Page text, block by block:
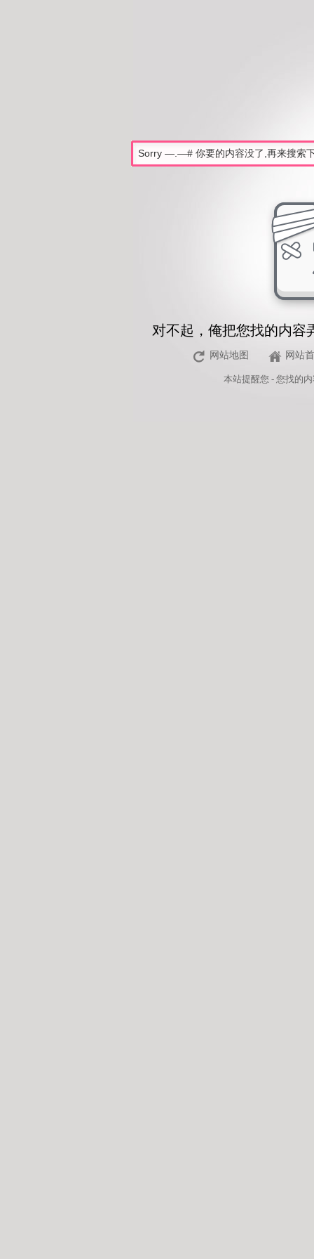
对不起，俺把您找的内容
网站地图 网站
本站提醒您 - 您找的